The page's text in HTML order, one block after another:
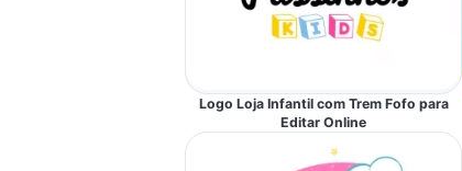
Logo Loja Infantil com Trem Fofo para
Editar Online